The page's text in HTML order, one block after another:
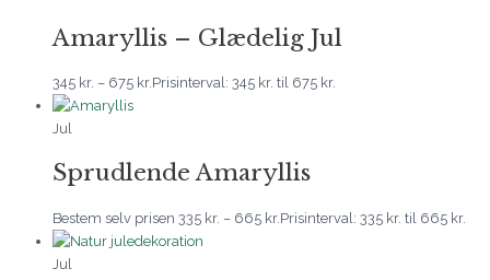
Amaryllis – Glædelig Jul
345 kr. – 675 kr.Prisinterval: 345 kr. til 675 kr.
Jul
Sprudlende Amaryllis
Bestem selv prisen 335 kr. – 665 kr. Prisinterval: 335 kr. til 665 kr.
Jul